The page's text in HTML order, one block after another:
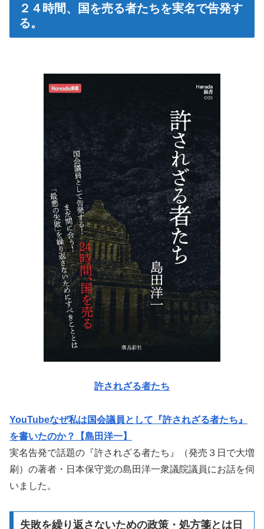
２４時間、国を売る者たちを実名で告発す
る。
許されざる者たち
YouTubeなぜ私は国会議員として『許されざる者たち』
を書いたのか？【島田洋一】
実名告発で話題の『許されざる者たち』（発売３日で大増
刷）の著者・日本保守党の島田洋一衆議院議員にお話を伺
いました。
失敗を繰り返さないための政策・処方箋とは日